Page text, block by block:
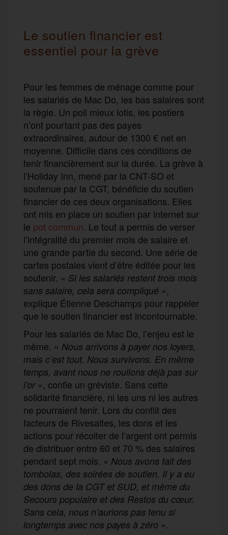
Le soutien financier est
essentiel pour la grève
Pour les femmes de ménage comme pour
les salariés de Mac Do, les bas salaires sont
la règle. Un poil mieux lotis, les postiers
n’ont pourtant pas des payes
extraordinaires, autour de 1300 € net en
moyenne. Difficile dans ces conditions de
tenir financièrement sur la durée. La grève à
l’Holiday Inn, mené par la CNT-SO et
soutenue par la CGT, bénéficie du soutien
financier de ces deux organisations. Elles
ont mis en place un soutien par internet sur
le pot commun. Le tout a permis de verser
l’intégralité du premier mois de salaire et
une grande partie du second. Une série de
cartes postales vient d’être éditée pour les
soutenir. « Si les salariés restent trois mois
sans salaire, cela sera compliqué »,
explique Étienne Deschamps pour rappeler
que le soutien financier est incontournable.
Pour les salariés de Mac Do, l’enjeu est le
même. « Nous arrivons à payer nos loyers,
mais c’est tout. Nous survivons. En même
temps, avant nous ne roulions déjà pas sur
l’or», confie un gréviste. Sans cette
solidarité financière, ni les uns ni les autres
ne pourraient tenir. Lors du conflit des
facteurs de Rivesaltes, les dons et les
actions pour récolter de l’argent ont permis
de distribuer entre 60 et 70 % des salaires
pendant sept mois. « Nous avons fait des
tombolas, des soirées de soutien. Il y a eu
des dons de la CGT et SUD, et même du
Secours populaire et des Restos du cœur.
Sans cela, nous n’aurions pas tenu si
longtemps avec nos payes à zéro ».